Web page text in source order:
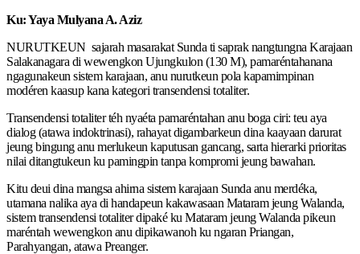
Ku: Yaya Mulyana A. Aziz
NURUTKEUN sajarah masarakat Sunda ti saprak nangtungna Karajaan
Salakanagara di wewengkon Ujungkulon (130 M), pamaréntahanana
ngagunakeun sistem karajaan, anu nurutkeun pola kapamimpinan
modéren kaasup kana kategori transendensi totaliter.
Transendensi totaliter téh nyaéta pamaréntahan anu boga ciri: teu aya
dialog (atawa indoktrinasi), rahayat digambarkeun dina kaayaan darurat
jeung bingung anu merlukeun kaputusan gancang, sarta hierarki prioritas
nilai ditangtukeun ku pamingpin tanpa kompromi jeung bawahan.
Kitu deui dina mangsa ahirna sistem karajaan Sunda anu merdéka,
utamana nalika aya di handapeun kakawasaan Mataram jeung Walanda,
sistem transendensi totaliter dipaké ku Mataram jeung Walanda pikeun
maréntah wewengkon anu dipikawanoh ku ngaran Priangan,
Parahyangan, atawa Preanger.